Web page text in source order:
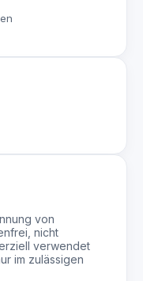
von
nicht
verwendet
im zulässigen